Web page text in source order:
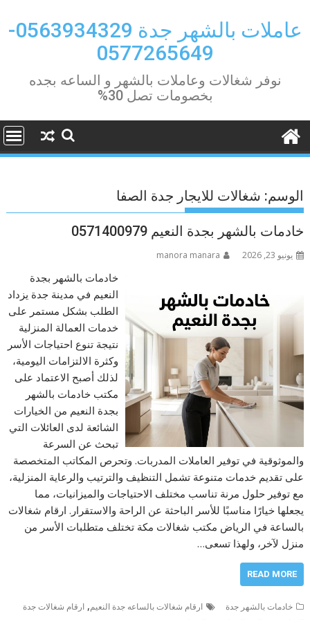
content
عاملات بالشهر جدة 0563934329-
0577265649
نوفر شغالات وعاملات بالشهر و الساعه بجده
بخصومات تصل 30%
الوسم: شغالات للايجار جدة الصفا
خادمات بالشهر بجدة النعيم 0571400979
يونيو 23, 2026 manora manara
خادمات بالشهر بجدة
النعيم في مدينة جدة يزداد
الطلب بشكل مستمر على
خدمات العمالة المنزلية
نتيجة تنوع احتياجات الأسر
وكثرة الالتزامات اليومية،
لذلك أصبح الاعتماد على
مكتب خادمات بالشهر
بجدة النعيم من الخيارات
الشائعة لدى العائلات التي
تبحث عن السرعة
والموثوقية في توفير العاملات المدربات. وتحرص المكاتب المتخصصة
على تقديم خدمات متنوعة تشمل التنظيف والترتيب والرعاية المنزلية،
مع توفير حلول مرنة تناسب مختلف الاحتياجات والميزانيات، مما
يجعلها خيارًا مناسبًا للأسر الباحثة عن الراحة والاستقرار. ارقام شغالات
بالساعة في الرياض مكتب شغالات مكة تختلف متطلبات الأسر من
منزل لآخر، ولهذا تسعى…
READ MORE
خادمات بالشهر جدة ارقام شغالات بالساعه جدة النعيم,ارقام شغالات جدة